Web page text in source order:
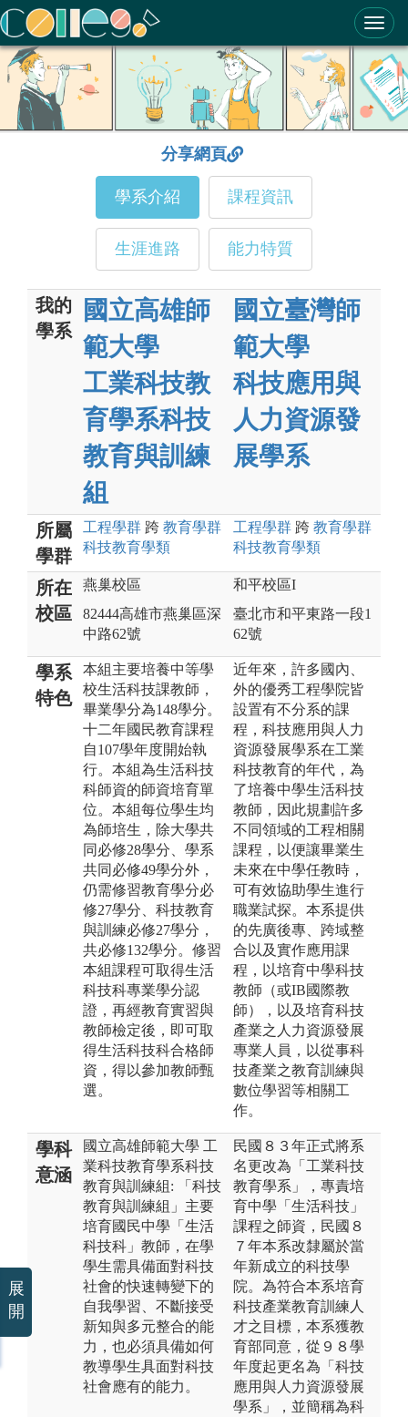
ColleGo! 大學選才與高中育才輔助系統
分享網頁
學系介紹 課程資訊
生涯進路 能力特質
我的
學系
國立高雄師
範大學
工業科技教
育學系科技
教育與訓練
組
國立臺灣師
範大學
科技應用與
人力資源發
展學系
所屬
學群
工程學群 跨 教育學群
科技教育學類
工程學群 跨 教育學群
科技教育學類
所在
校區
燕巢校區
82444高雄市燕巢區深
中路62號
和平校區I
臺北市和平東路一段1
62號
學系
特色
本組主要培養中等學
校生活科技課教師，
畢業學分為148學分。
十二年國民教育課程
自107學年度開始執
行。本組為生活科技
科師資的師資培育單
位。本組每位學生均
為師培生，除大學共
同必修28學分、學系
共同必修49學分外，
仍需修習教育學分必
修27學分、科技教育
與訓練必修27學分，
共必修132學分。修習
本組課程可取得生活
科技科專業學分認
證，再經教育實習與
教師檢定後，即可取
得生活科技科合格師
資，得以參加教師甄
選。
近年來，許多國內、
外的優秀工程學院皆
設置有不分系的課
程，科技應用與人力
資源發展學系在工業
科技教育的年代，為
了培養中學生活科技
教師，因此規劃許多
不同領域的工程相關
課程，以便讓畢業生
未來在中學任教時，
可有效協助學生進行
職業試探。本系提供
的先廣後專、跨域整
合以及實作應用課
程，以培育中學科技
教師（或IB國際教
師），以及培育科技
產業之人力資源發展
專業人員，以從事科
技產業之教育訓練與
數位學習等相關工
作。
學科
意涵
國立高雄師範大學 工
業科技教育學系科技
教育與訓練組: 「科技
教育與訓練組」主要
培育國民中學「生活
科技科」教師，在學
學生需具備面對科技
社會的快速轉變下的
自我學習、不斷接受
新知與多元整合的能
力，也必須具備如何
教導學生具面對科技
社會應有的能力。
民國８３年正式將系
名更改為「工業科技
教育學系」，專責培
育中學「生活科技」
課程之師資，民國８
７年本系改隸屬於當
年新成立的科技學
院。為符合本系培育
科技產業教育訓練人
才之目標，本系獲教
育部同意，從９８學
年度起更名為「科技
應用與人力資源發展
學系」，並簡稱為科
展
開